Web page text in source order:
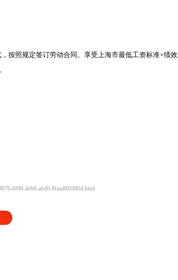
照规定签订劳动合同。享受上海市最低工资标准+绩
8f98-4eb0-a6d0-8faad8ffd864.html